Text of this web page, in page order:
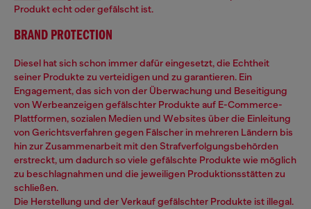
Produkt echt oder gefälscht ist.
BRAND PROTECTION
Diesel hat sich schon immer dafür eingesetzt, die Echtheit
seiner Produkte zu verteidigen und zu garantieren. Ein
Engagement, das sich von der Überwachung und Beseitigung
von Werbeanzeigen gefälschter Produkte auf E-Commerce-
Plattformen, sozialen Medien und Websites über die Einleitung
von Gerichtsverfahren gegen Fälscher in mehreren Ländern bis
hin zur Zusammenarbeit mit den Strafverfolgungsbehörden
erstreckt, um dadurch so viele gefälschte Produkte wie möglich
zu beschlagnahmen und die jeweiligen Produktionsstätten zu
schließen.
Die Herstellung und der Verkauf gefälschter Produkte ist illegal.